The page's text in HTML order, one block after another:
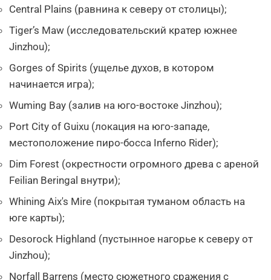
Central Plains (равнина к северу от столицы);
Tiger’s Maw (исследовательский кратер южнее
Jinzhou);
Gorges of Spirits (ущелье духов, в котором
начинается игра);
Wuming Bay (залив на юго-востоке Jinzhou);
Port City of Guixu (локация на юго-западе,
местоположение пиро-босса Inferno Rider);
Dim Forest (окрестности огромного древа с ареной
Feilian Beringal внутри);
Whining Aix's Mire (покрытая туманом область на
юге карты);
Desorock Highland (пустынное нагорье к северу от
Jinzhou);
Norfall Barrens (место сюжетного сражения с